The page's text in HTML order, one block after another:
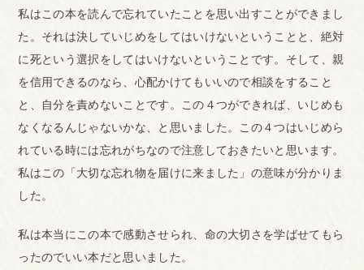
私はこの本を読んで忘れていたことを思い出すことができまし
た。それは決していじめをしてはいけないということと、絶対
に死という選択をしてはいけないということです。そして、親
を信用できるのなら、心配かけてもいいので相談をすること
と、自分を責めないことです。この４つができれば、いじめも
なくなるんじゃないかな、と思いました。この４つはいじめら
れている時には忘れがちなので注意しておきたいと思います。
私はこの「大切な忘れ物を届けに来ました」の意味が分かりま
した。
私は本当にこの本で感動させられ、命の大切さを学ばせてもら
ったのでいい本だと思いました。